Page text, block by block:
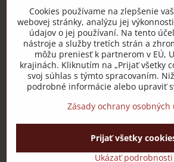
Železničná 22, 044 14 Čaňa
IČO: 48181757
DIČ: 2120085451
IČ DPH: SK2120085451
Užitočné odkazy
©2026Copyright
Predvoľby súkromiaZásady ochrany
Cookies používame na zlepšenie
webovej stránky, analýzu jej
údajov o jej používaní. Na tento
nástroje a služby tretích strán a
môžu preniesť k partnerom v EÚ,
krajinách. Kliknutím na „Prijať všetky
svoj súhlas s týmto spracovaním.
podrobné informácie alebo upraviť
Zásady ochrany osobných
Ukázať podrobnosti
Prijať všetky